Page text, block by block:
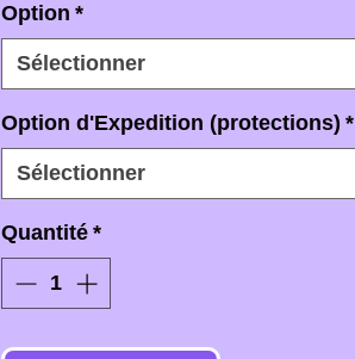
Option *
Sélectionner
Option d'Expedition (protections) *
Sélectionner
Quantité *